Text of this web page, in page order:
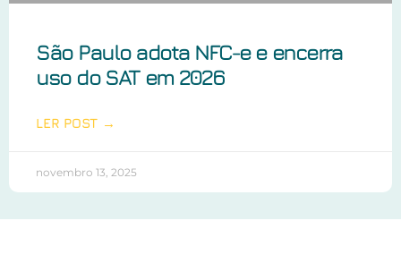
São Paulo adota NFC-e e encerra
uso do SAT em 2026
LER POST →
novembro 13, 2025